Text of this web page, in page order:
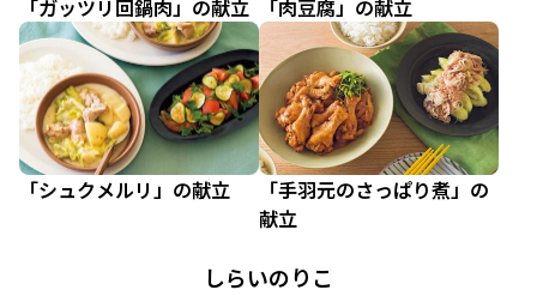
「ガッツリ回鍋肉」の献立 「肉豆腐」の献立
「シュクメルリ」の献立
「手羽元のさっぱり煮」の
献立
しらいのりこ